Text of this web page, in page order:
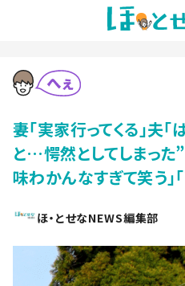
妻「実家行ってくる」夫
と…愕然としてしまった
味わかんなすぎて笑う」
ほ・とせなNEWS編集部